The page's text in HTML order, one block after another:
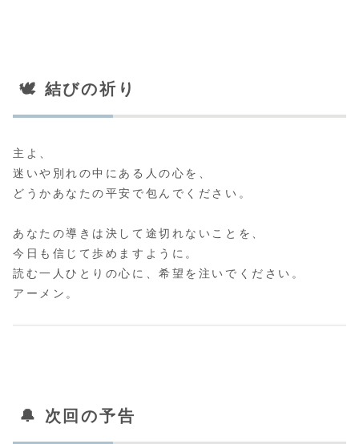
🕊️ 結びの祈り
主よ、
迷いや別れの中にある人の心を、
どうかあなたの平安で包んでください。
あなたの導きは決して途切れないことを、
今日も信じて歩めますように。
読む一人ひとりの心に、希望を注いでください。
アーメン。
🔔 次回の予告